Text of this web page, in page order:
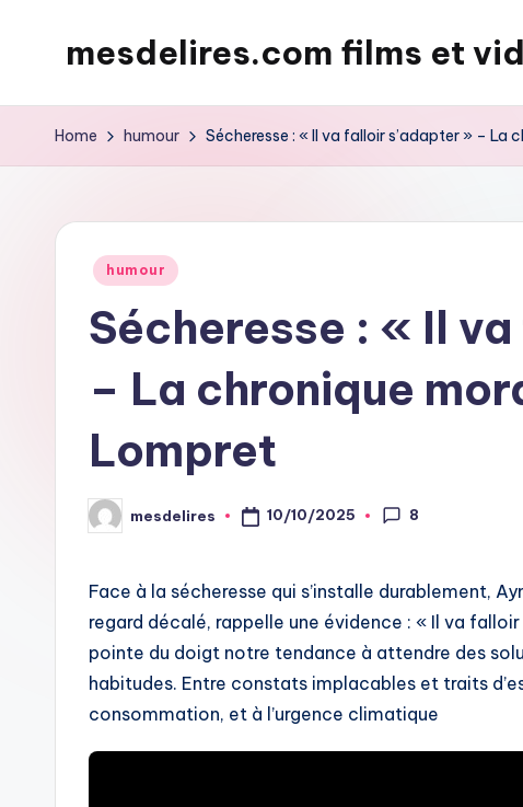
mesdelires.com films et
:
video
complet
français
Home humour Sécheresse : « Il va falloir s’adapter » – La
Posted
humour
Sécheresse : « Il
– La chronique
Lompret
Posted
by
mesdelires 10/10/2025 8
Face à la sécheresse qui s’installe durablement,
regard décalé, rappelle une évidence : « Il va falloir
pointe du doigt notre tendance à attendre des
habitudes. Entre constats implacables et traits
consommation, et à l’urgence climatique